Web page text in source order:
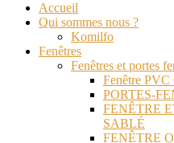
Accueil
Qui sommes nous ?
Komilfo
Fenêtres
Fenêtres et portes
Fenêtre PVC
PORTES-
FENÊTRE
SABLÉ
FENÊTRE